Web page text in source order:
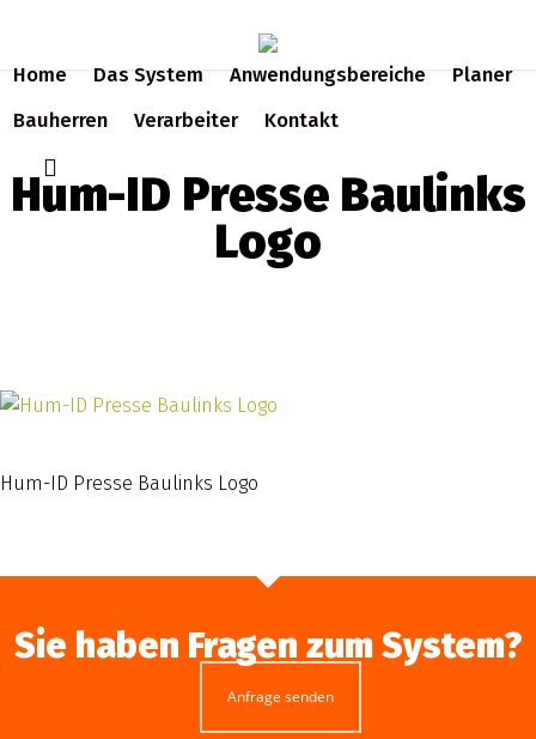
main
content
Home Das System Anwendungsbereiche
Planer
Bauherren
Verarbeiter Kontakt
Hum-ID Presse Baulinks
Logo
Hum-ID Presse Baulinks Logo
Sie haben Fragen zum System?
Anfrage senden